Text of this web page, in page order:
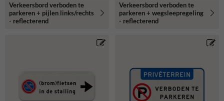
Verkeersbord verboden te
parkeren + pijlen links/rechts
- reflecterend
Verkeersbord verboden te
parkeren + wegsleepregeling
- reflecterend